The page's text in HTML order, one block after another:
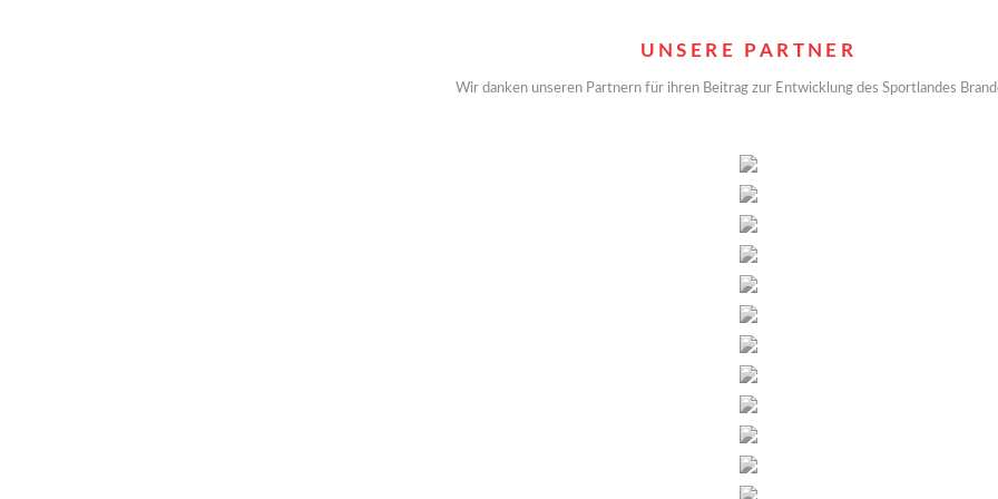
UNSERE PARTNER
Wir danken unseren Partnern für ihren Beitrag zur Entwicklung des Sportlandes